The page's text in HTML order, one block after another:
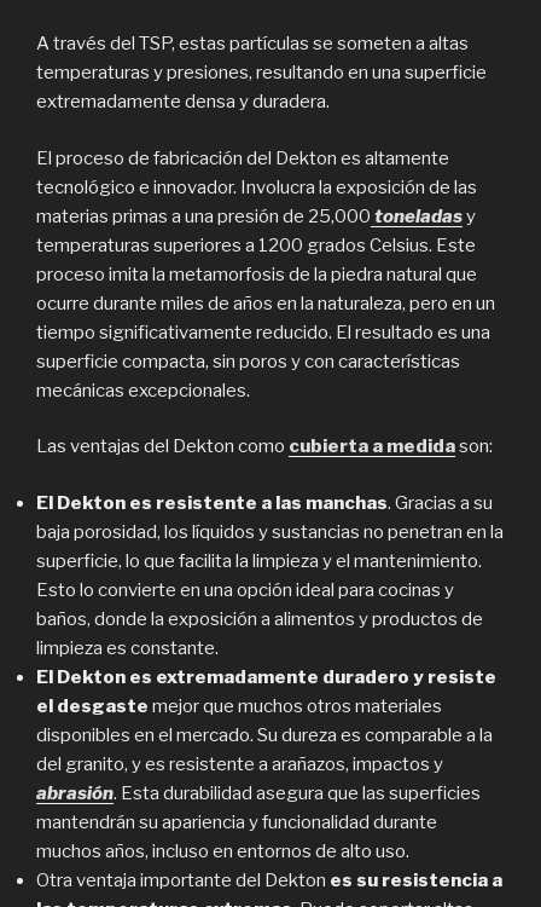
A través del TSP, estas partículas se someten a altas
temperaturas y presiones, resultando en una superficie
extremadamente densa y duradera.
El proceso de fabricación del Dekton es altamente
tecnológico e innovador. Involucra la exposición de las
materias primas a una presión de 25,000 toneladasy
temperaturas superiores a 1200 grados Celsius. Este
proceso imita la metamorfosis de la piedra natural que
ocurre durante miles de años en la naturaleza, pero en un
tiempo significativamente reducido. El resultado es una
superficie compacta, sin poros y con características
mecánicas excepcionales.
Las ventajas del Dekton como cubierta a medidason:
El Dekton es resistente a las manchas. Gracias a su
baja porosidad, los líquidos y sustancias no penetran en la
superficie, lo que facilita la limpieza y el mantenimiento.
Esto lo convierte en una opción ideal para cocinas y
baños, donde la exposición a alimentos y productos de
limpieza es constante.
El Dekton es extremadamente duradero y resiste
el desgaste mejor que muchos otros materiales
disponibles en el mercado. Su dureza es comparable a la
del granito, y es resistente a arañazos, impactos y
abrasión. Esta durabilidad asegura que las superficies
mantendrán su apariencia y funcionalidad durante
muchos años, incluso en entornos de alto uso.
Otra ventaja importante del Dekton es su resistencia a